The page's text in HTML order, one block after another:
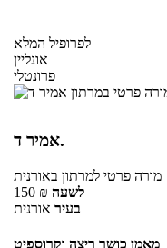
לפרופיל המלא
אונליין
פרונטלי
אמיר ד.
מורה פרטי למרתון באורנית
150 ₪ לשעה
בעיר אורנית
מאמן כושר ריצה וקרוספיט